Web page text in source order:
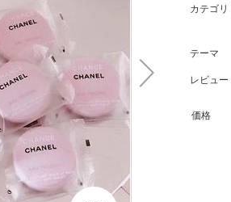
カテゴリ
テーマ
レビュー
価格